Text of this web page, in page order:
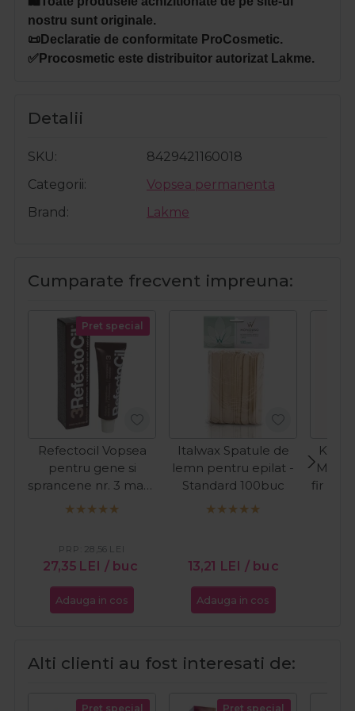
nostru sunt originale.
📜Declaratie de conformitate ProCosmetic.
✅Procosmetic este distribuitor autorizat Lakme.
Detalii
SKU
8429421160018
Categorii
Vopsea permanenta
Brand
Lakme
Cumparate frecvent impreuna:
Pret special
Refectocil Vopsea
pentru gene si
sprancene nr. 3 maro
natural 15ml
27,35 LEI / buc
PRP: 28,56 LEI
Adauga in cos
Italwax Spatule de
lemn pentru epilat -
Standard 100buc
13,21 LEI / buc
Adauga in cos
fir
Alti clienti au fost interesati de:
Pret special Pret special